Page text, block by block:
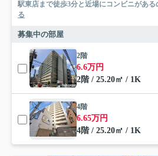
駅東店まで徒歩3分と近場にコンビニがある
る
募集中の部屋
2階
6.6万円
2階 / 25.20㎡ / 1K
4階
6.65万円
4階 / 25.20㎡ / 1K